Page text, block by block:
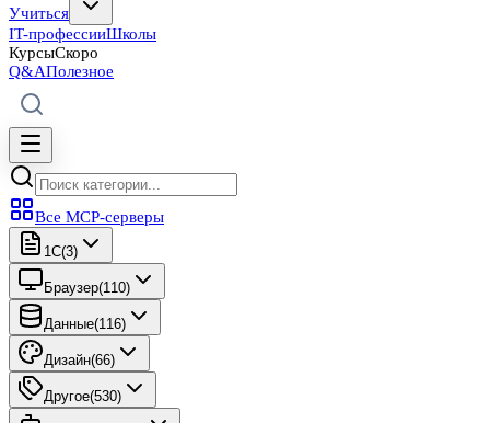
Учиться
IT-профессииШколы
КурсыСкоро
Q&AПолезное
Все MCP-серверы
1C(3)
Браузер(110)
Данные(116)
Дизайн(66)
Другое(530)